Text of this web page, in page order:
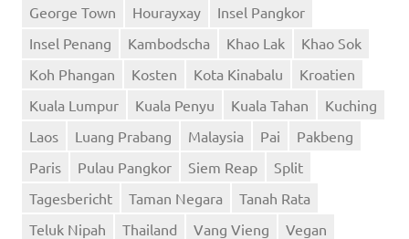
George Town
Hourayxay
Insel Pangkor
Insel Penang
Kambodscha Khao Lak
Khao Sok
Koh Phangan
Kosten Kota Kinabalu
Kroatien
Kuala Lumpur
Kuala Penyu Kuala Tahan
Kuching
Laos
Luang Prabang Malaysia Pai
Pakbeng
Paris
Pulau Pangkor Siem Reap
Split
Tagesbericht
Taman Negara
Tanah Rata
Teluk Nipah
Thailand Vang Vieng Vegan